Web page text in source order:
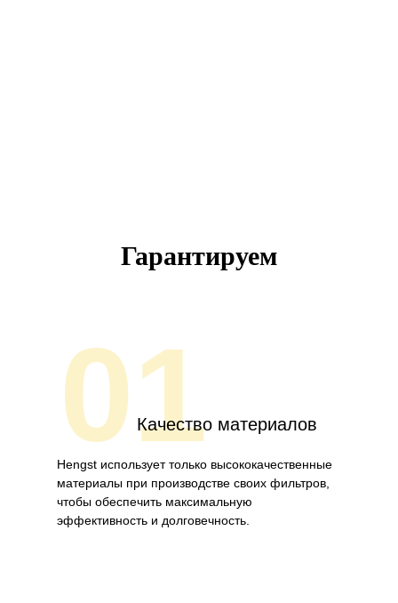
Гарантируем
01Качество материалов
Hengst использует только высококачественные
материалы при производстве своих фильтров,
чтобы обеспечить максимальную
эффективность и долговечность.